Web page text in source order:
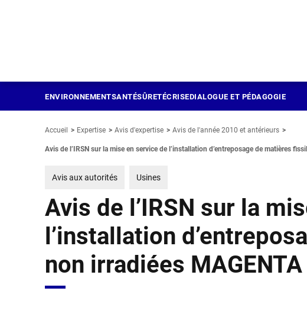
ENVIRONNEMENTSANTÉSÛRETÉCRISEDIALOGUE ET PÉDAGOGIE
Accueil Expertise Avis d'expertise Avis de l'année 2010 et antérieurs
Avis de l’IRSN sur la mise en service de l’installation d’entreposage de matières
Avis aux autorités Usines
Avis de l’IRSN sur la
l’installation
non irradiées